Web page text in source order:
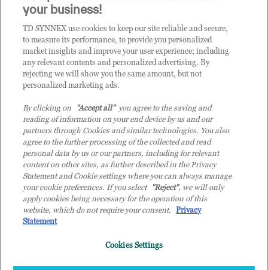
CLICCA QUI E DIVENTA
CLIENTE TD SYNNEX
© 2026 TD SYNNEX Italy S.r.l. - Sede legale: via Luigi Russolo 9, 20138 Milano
(MI) - Numero di iscrizione al Registro delle Imprese di Milano e Codice Fiscale:
07092780159 - P.IVA: 07092780159 - Eur 12.569.000,00 i.v - TD SYNNEX e TD
in altri Paesi. Società a socio unico soggetta all’attività di direzione e coordinamento
your business!
TD SYNNEX use cookies to keep our site reliable and secure,
to measure its performance, to provide you personalized
market insights and improve your user experience; including
any relevant contents and personalized advertising. By
rejecting we will show you the same amount, but not
personalized marketing ads.
By clicking on "Accept all"you agree to the saving and
reading of information on your end device by us and our
partners through Cookies and similar technologies. You also
agree to the further processing of the collected and read
personal data by us or our partners, including for relevant
content on other sites, as further described in the Privacy
Statement and Cookie settings where you can always manage
your cookie preferences. If you select "Reject", we will only
apply cookies being necessary for the operation of this
website, which do not require your consent. Privacy
Statement
Cookies Settings